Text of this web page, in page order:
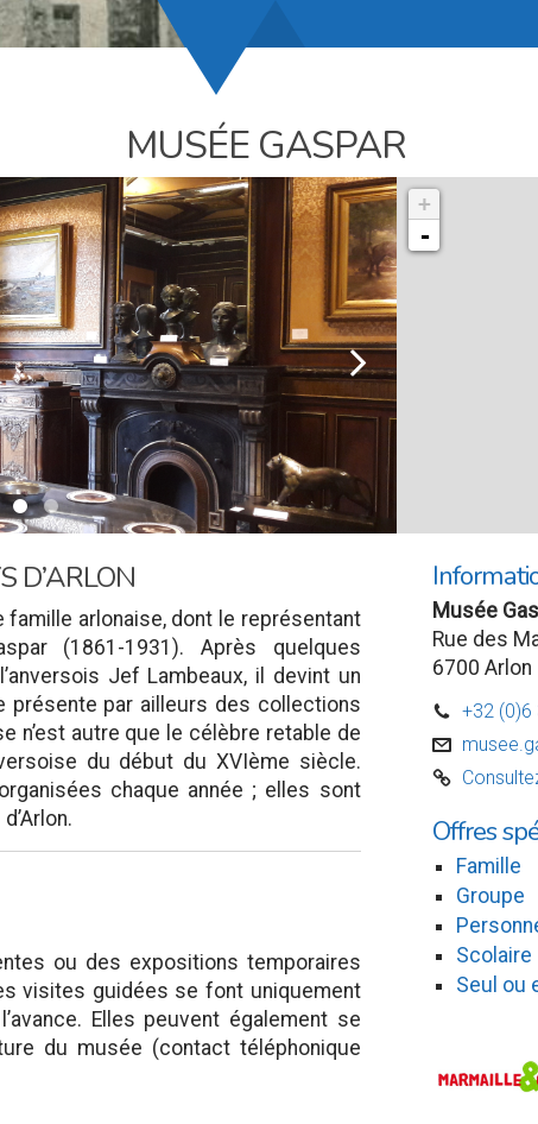
MUSÉE GASPAR
l
+
-
D’ARLON
famille arlonaise, dont le représentant
(1861-1931). Après quelques
Jef Lambeaux, il devint un
présente par ailleurs des collections
n’est autre que le célèbre retable de
du début du XVIème siècle.
chaque année ; elles sont
ou des expositions temporaires
visites guidées se font uniquement
Elles peuvent également se
du musée (contact téléphonique
Musée
Rue des
6700 Arlon
D +32 (0)6
v
C
Offres
Famille
Groupe
Scolaire
Seul ou